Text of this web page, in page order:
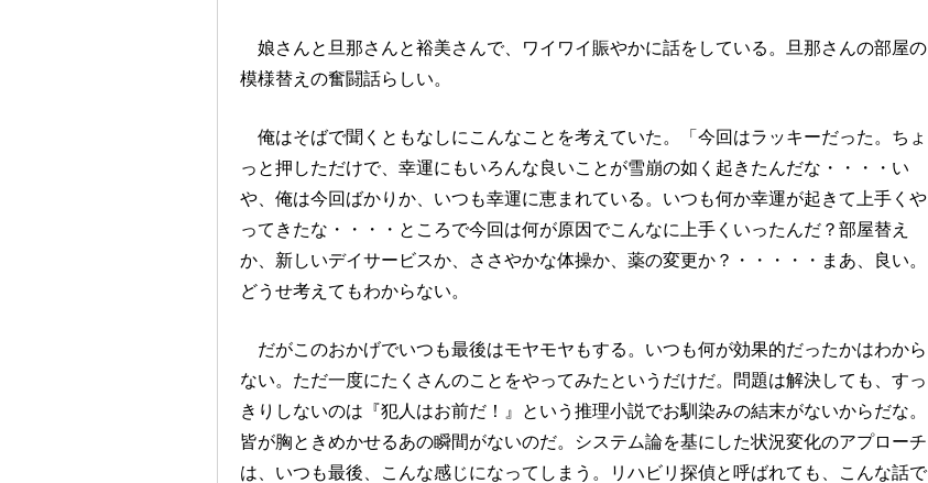
娘さんと旦那さんと裕美さんで、ワイワイ賑やかに話をしている。旦那さんの部屋の
模様替えの奮闘話らしい。
俺はそばで聞くともなしにこんなことを考えていた。「今回はラッキーだった。ちょ
っと押しただけで、幸運にもいろんな良いことが雪崩の如く起きたんだな・・・・い
や、俺は今回ばかりか、いつも幸運に恵まれている。いつも何か幸運が起きて上手くや
ってきたな・・・・ところで今回は何が原因でこんなに上手くいったんだ？部屋替え
か、新しいデイサービスか、ささやかな体操か、薬の変更か？・・・・・まあ、良い。
どうせ考えてもわからない。
だがこのおかげでいつも最後はモヤモヤもする。いつも何が効果的だったかはわから
ない。ただ一度にたくさんのことをやってみたというだけだ。問題は解決しても、すっ
きりしないのは『犯人はお前だ！』という推理小説でお馴染みの結末がないからだな。
皆が胸ときめかせるあの瞬間がないのだ。システム論を基にした状況変化のアプローチ
は、いつも最後、こんな感じになってしまう。リハビリ探偵と呼ばれても、こんな話で